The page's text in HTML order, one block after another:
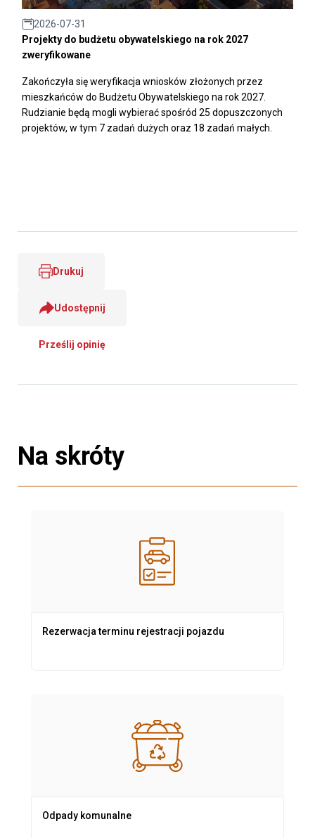
2026-07-31
Projekty do budżetu obywatelskiego na rok 2027
zweryfikowane
Zakończyła się weryfikacja wniosków złożonych przez
mieszkańców do Budżetu Obywatelskiego na rok 2027.
Rudzianie będą mogli wybierać spośród 25 dopuszczonych
projektów, w tym 7 zadań dużych oraz 18 zadań małych.
Drukuj
Udostępnij
Prześlij opinię
Na skróty
Rezerwacja terminu rejestracji pojazdu
Odpady komunalne